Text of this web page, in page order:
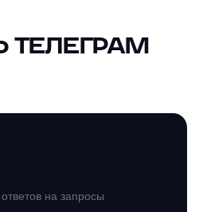
ТЕЛЕГРАМ
на запросы